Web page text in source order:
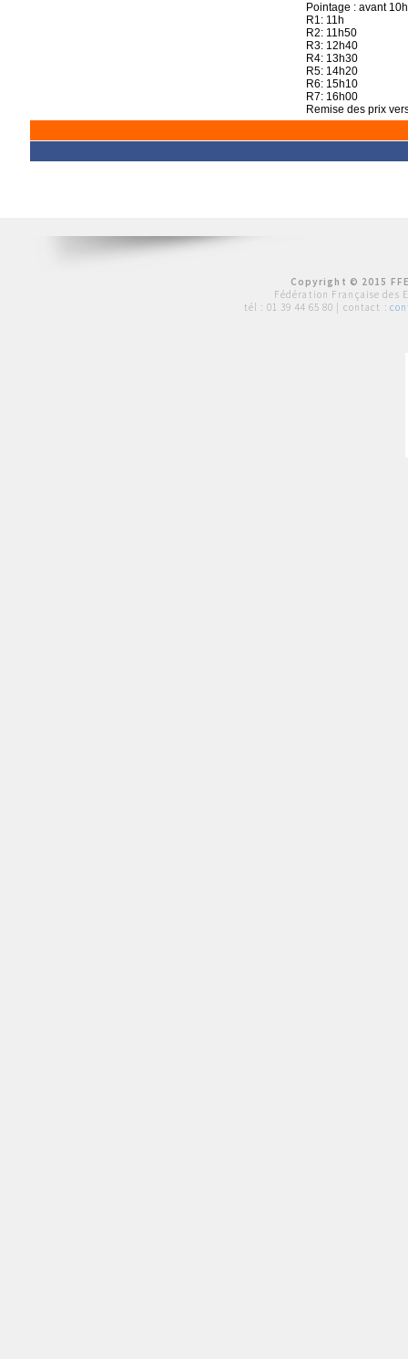
Pointage : avant
R1: 11h
R2: 11h50
R3: 12h40
R4: 13h30
R5: 14h20
R6: 15h10
R7: 16h00
Remise des prix
Copyright © 2015
Fédération Française des
tél : 01 39 44 65 80 | contact :